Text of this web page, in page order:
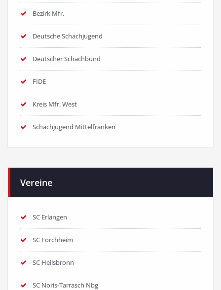
Bezirk Mfr.
Deutsche Schachjugend
Deutscher Schachbund
FIDE
Kreis Mfr. West
Schachjugend Mittelfranken
Vereine
SC Erlangen
SC Forchheim
SC Heilsbronn
SC Noris-Tarrasch Nbg